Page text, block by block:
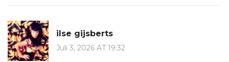
ilse gijsberts
Juli 3, 2026 AT 19:32